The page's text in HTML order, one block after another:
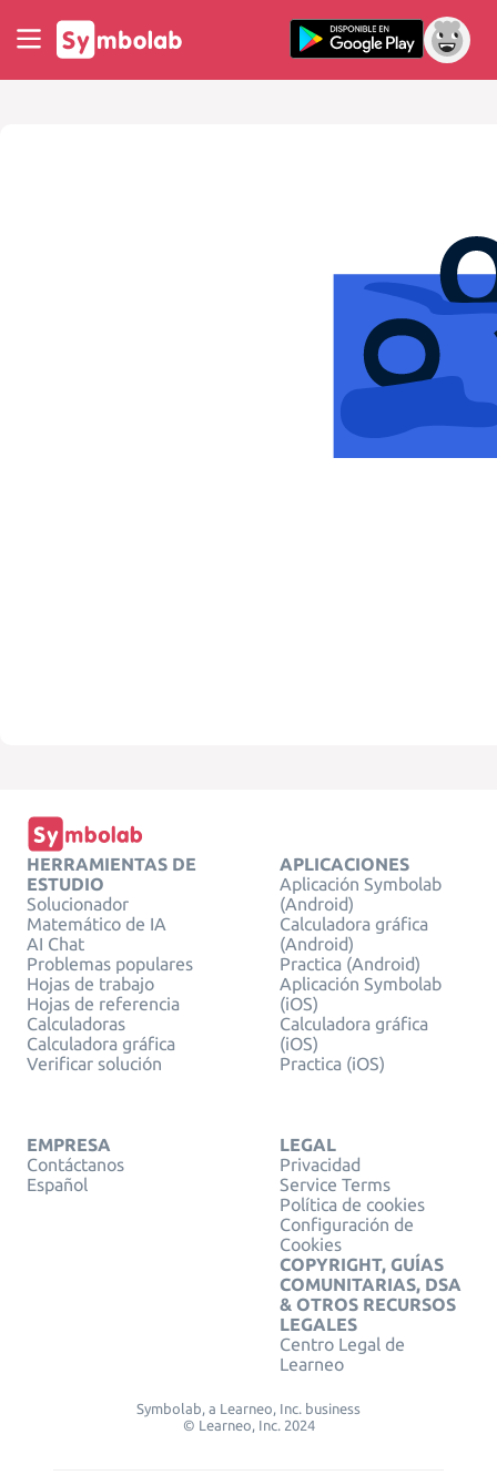
HERRAMIENTAS DE
ESTUDIO
Solucionador
Matemático de IA
AI Chat
Problemas populares
Hojas de trabajo
Hojas de referencia
Calculadoras
Calculadora gráfica
Verificar solución
APLICACIONES
Aplicación Symbolab
(Android)
Calculadora gráfica
(Android)
Practica (Android)
Aplicación Symbolab
(iOS)
Calculadora gráfica
(iOS)
Practica (iOS)
EMPRESA
Contáctanos
Español
LEGAL
Privacidad
Service Terms
Política de cookies
Configuración de
Cookies
COPYRIGHT, GUÍAS
COMUNITARIAS, DSA
& OTROS RECURSOS
LEGALES
Centro Legal de
Learneo
Symbolab, a Learneo, Inc. business
© Learneo, Inc. 2024